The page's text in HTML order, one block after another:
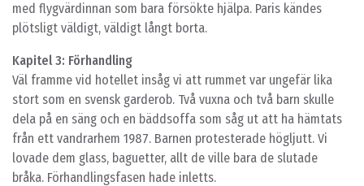
med flygvärdinnan som bara försökte hjälpa. Paris kändes
plötsligt väldigt, väldigt långt borta.
Kapitel 3: Förhandling
Väl framme vid hotellet insåg vi att rummet var ungefär lika
stort som en svensk garderob. Två vuxna och två barn skulle
dela på en säng och en bäddsoffa som såg ut att ha hämtats
från ett vandrarhem 1987. Barnen protesterade högljutt. Vi
lovade dem glass, baguetter, allt de ville bara de slutade
bråka. Förhandlingsfasen hade inletts.